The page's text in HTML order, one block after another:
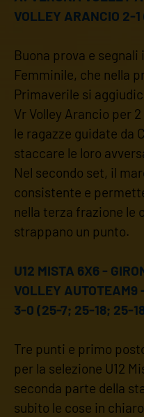
VOLLEY ARANCIO 2-
Buona prova e
Femminile, che nella
Primaverile si
Vr Volley Arancio per
le ragazze guidate da
staccare le loro
Nel secondo set, il
consistente e
nella terza frazione le
strappano un punto.
U12 MISTA 6X6 -
VOLLEY AUTOTEAM9
3-0 (25-7; 25-18; 25-
Tre punti e primo
per la selezione U12
seconda parte della
subito le cose in